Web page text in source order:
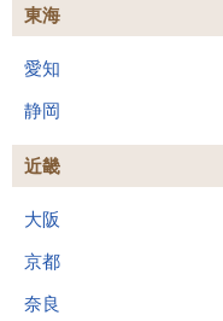
東海
愛知
静岡
近畿
大阪
京都
奈良